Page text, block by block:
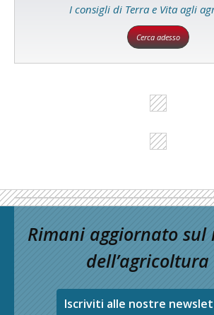
I consigli di Terra e Vita agli
Cerca adesso
Rimani aggiornato sul
dell’agricoltura
Iscriviti alle nostre